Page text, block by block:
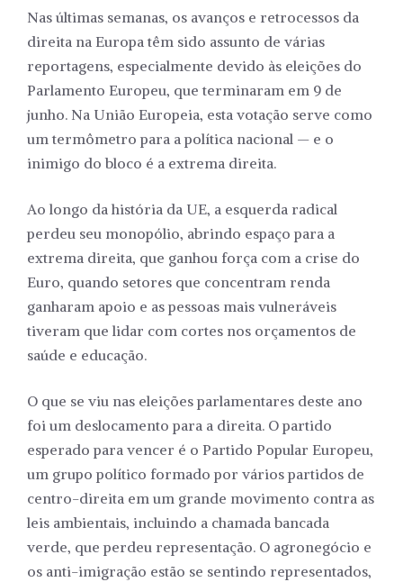
Nas últimas semanas, os avanços e retrocessos da
direita na Europa têm sido assunto de várias
reportagens, especialmente devido às eleições do
Parlamento Europeu, que terminaram em 9 de
junho. Na União Europeia, esta votação serve como
um termômetro para a política nacional — e o
inimigo do bloco é a extrema direita.
Ao longo da história da UE, a esquerda radical
perdeu seu monopólio, abrindo espaço para a
extrema direita, que ganhou força com a crise do
Euro, quando setores que concentram renda
ganharam apoio e as pessoas mais vulneráveis
tiveram que lidar com cortes nos orçamentos de
saúde e educação.
O que se viu nas eleições parlamentares deste ano
foi um deslocamento para a direita. O partido
esperado para vencer é o Partido Popular Europeu,
um grupo político formado por vários partidos de
centro-direita em um grande movimento contra as
leis ambientais, incluindo a chamada bancada
verde, que perdeu representação. O agronegócio e
os anti-imigração estão se sentindo representados,